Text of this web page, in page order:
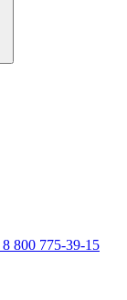
8 800 775-39-15